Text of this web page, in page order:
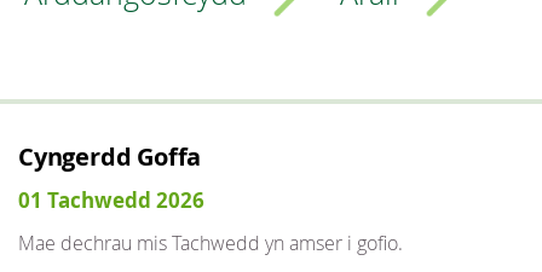
Cyngerdd Goffa
01 Tachwedd 2026
Mae dechrau mis Tachwedd yn amser i gofio.